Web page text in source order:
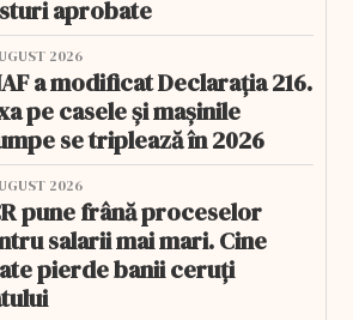
aprobate
2026
a modificat Declarația 216.
pe casele și mașinile
se triplează în 2026
2026
pune frână proceselor
salarii mai mari. Cine
pierde banii ceruți